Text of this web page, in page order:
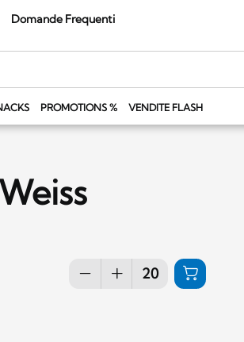
Domande Frequenti
PROMOTIONS % VENDITE FLASH